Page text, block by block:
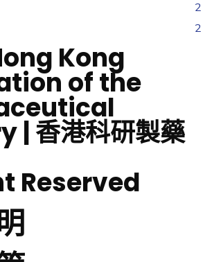
2
2
Kong
of the
| 香港科研製藥
Reserved